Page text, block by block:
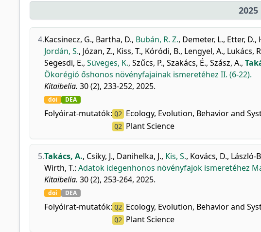
2025
4.Kacsinecz, G., Bartha, D., Bubán, R. Z., Demeter, L., Etter, D.,
Jordán, S., Józan, Z., Kiss, T., Kóródi, B., Lengyel, A., Lukács,
Segesdi, E., Süveges, K., Szűcs, P., Szakács, É., Szász, A.,
Ökorégió őshonos növényfajainak ismeretéhez II. (6-22).
Kitaibelia. 30 (2), 233-252, 2025.
doi DEA
Folyóirat-mutatók: Q2 Ecology, Evolution, Behavior and
Q2 Plant Science
5.Takács, A., Csiky, J., Danihelka, J., Kis, S., Kovács, D., László-
Wirth, T.: Adatok idegenhonos növényfajok ismeretéhez
Kitaibelia. 30 (2), 253-264, 2025.
doi DEA
Folyóirat-mutatók: Q2 Ecology, Evolution, Behavior and
Q2 Plant Science